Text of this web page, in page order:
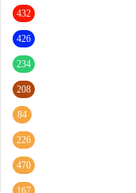
432
426
234
208
84
226
470